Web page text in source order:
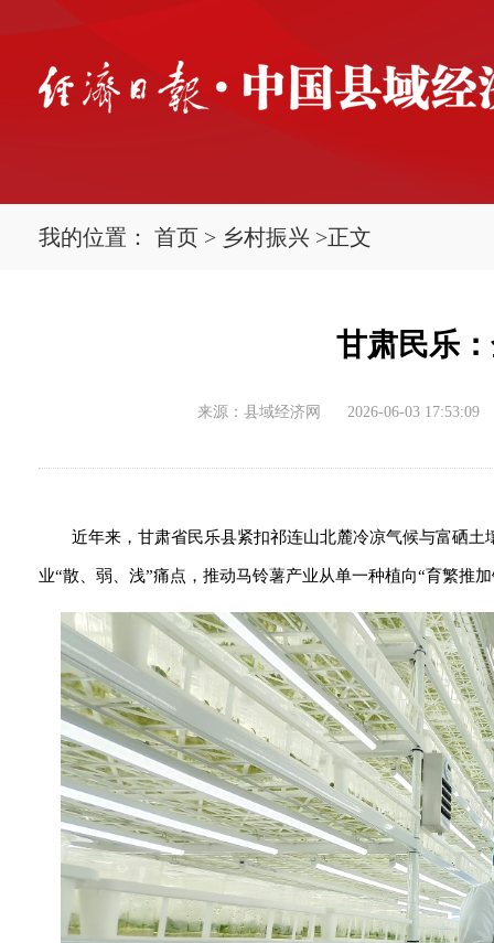
我的位置： 首页 > 乡村振兴 >正文
甘肃民乐
来源：县域经济网 2026-06-03 17:53:09
近年来，甘肃省民乐县紧扣祁连山北麓冷凉气候与富硒
业“散、弱、浅”痛点，推动马铃薯产业从单一种植向“育繁推